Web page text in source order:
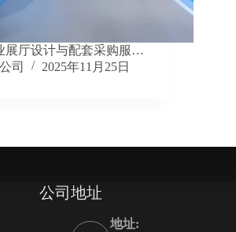
展厅设计与配套采购服…
司
2025年11月25日
公司地址
地址: